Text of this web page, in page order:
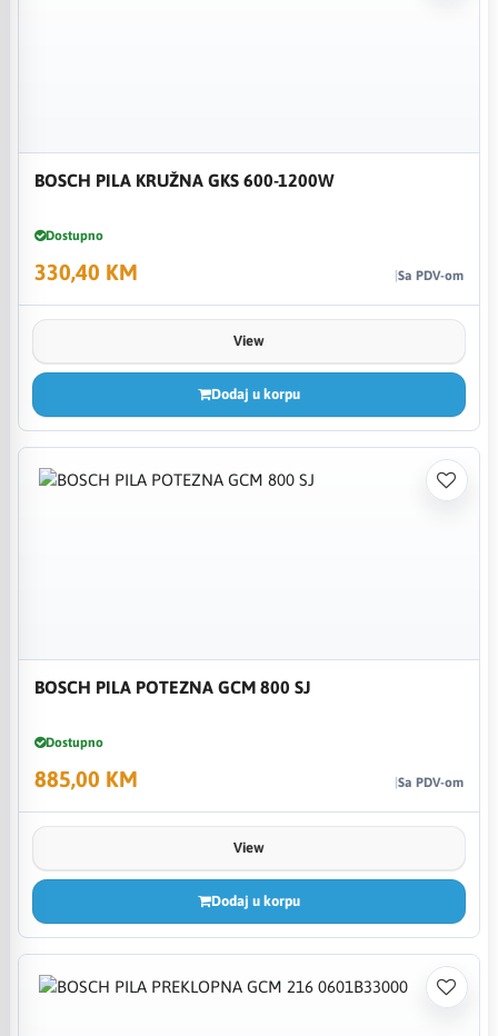
BOSCH PILA KRUŽNA GKS 600-1200W
Dostupno
330,40 KM Sa PDV-om
View
Dodaj u korpu
BOSCH PILA POTEZNA GCM 800 SJ
Dostupno
885,00 KM Sa PDV-om
View
Dodaj u korpu